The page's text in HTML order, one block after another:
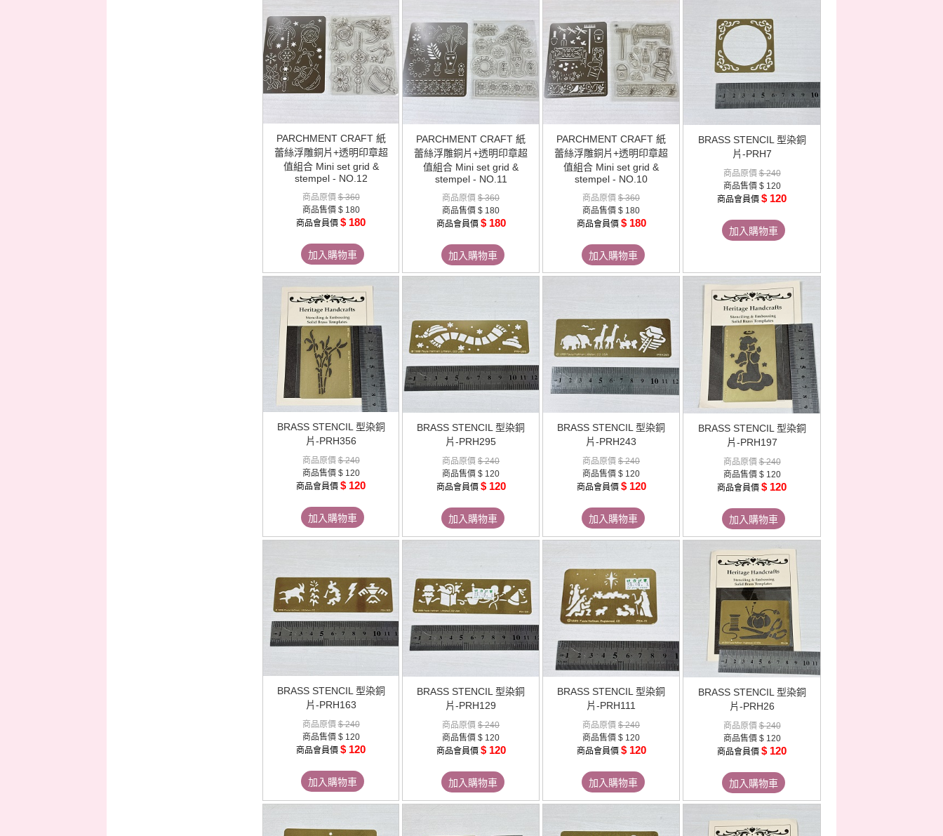
PARCHMENT CRAFT 紙
蕾絲浮雕銅片+透明印章超
值組合 Mini set grid &
stempel - NO.12
商品原價$ 360
商品售價 $ 180
商品會員價 $ 180
加入購物車
PARCHMENT CRAFT 紙
蕾絲浮雕銅片+透明印章超
值組合 Mini set grid &
stempel - NO.11
商品原價 $ 360
商品售價 $ 180
商品會員價 $ 180
加入購物車
PARCHMENT CRAFT 紙
蕾絲浮雕銅片+透明印章超
值組合 Mini set grid &
stempel - NO.10
商品原價 $ 360
商品售價 $ 180
商品會員價 $ 180
加入購物車
BRASS STENCIL 型染銅
片-PRH7
商品原價$ 240
商品售價 $ 120
商品會員價 $ 120
加入購物車
BRASS STENCIL 型染銅
片-PRH356
商品原價$ 240
商品售價 $ 120
商品會員價 $ 120
加入購物車
BRASS STENCIL 型染銅
片-PRH295
商品原價 $ 240
商品售價 $ 120
商品會員價 $ 120
加入購物車
BRASS STENCIL 型染銅
片-PRH243
商品原價 $ 240
商品售價 $ 120
商品會員價 $ 120
加入購物車
BRASS STENCIL 型染銅
片-PRH197
商品原價$ 240
商品售價 $ 120
商品會員價 $ 120
加入購物車
BRASS STENCIL 型染銅
片-PRH163
商品原價$ 240
商品售價 $ 120
商品會員價 $ 120
加入購物車
BRASS STENCIL 型染銅
片-PRH129
商品原價 $ 240
商品售價 $ 120
商品會員價 $ 120
加入購物車
BRASS STENCIL 型染銅
片-PRH111
商品原價 $ 240
商品售價 $ 120
商品會員價 $ 120
加入購物車
BRASS STENCIL 型染銅
片-PRH26
商品原價$ 240
商品售價 $ 120
商品會員價 $ 120
加入購物車